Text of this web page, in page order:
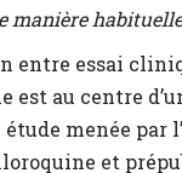
manière
entre essai
est au centre
menée par
et